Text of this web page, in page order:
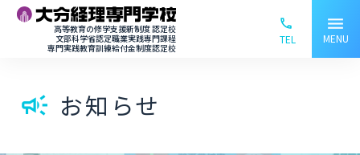
高等教育の修学支援新制度 認定校
文部科学省認定職業実践専門課程
専門実践教育訓練給付金制度認定校
TEL
menu
MENU
campaign お知らせ